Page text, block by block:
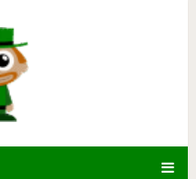
фотографий,